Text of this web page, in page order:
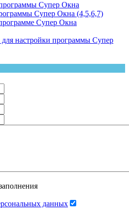
Супер Окна
Супер Окна (4,5,6,7)
Супер Окна
настройки программы Супер
данных